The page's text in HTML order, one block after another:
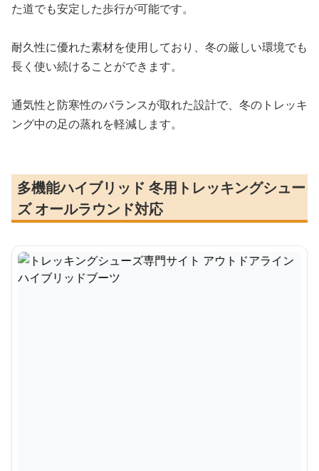
た道でも安定した歩行が可能です。
耐久性に優れた素材を使用しており、冬の厳しい環境でも
長く使い続けることができます。
通気性と防寒性のバランスが取れた設計で、冬のトレッキ
ング中の足の蒸れを軽減します。
多機能ハイブリッド 冬用トレッキングシュー
ズ オールラウンド対応